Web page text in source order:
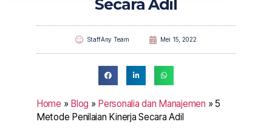
Secara Adil
StaffAny Team Mei 15, 2022
Home » Blog » Personalia dan Manajemen » 5
Metode Penilaian Kinerja Secara Adil